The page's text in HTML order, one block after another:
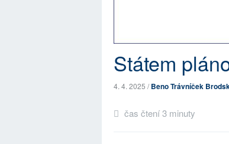
Státem
4. 4. 2025 /Beno Trávníček
čas čtení 3 minuty